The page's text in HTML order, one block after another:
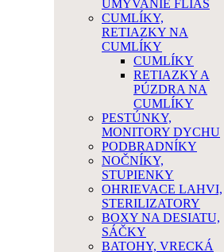
UMÝVANIE FLIAŠ
CUMLÍKY,
RETIAZKY NA
CUMLÍKY
CUMLÍKY
RETIAZKY A
PÚZDRA NA
CUMLÍKY
PESTÚNKY,
MONITORY DYCHU
PODBRADNÍKY
NOČNÍKY,
STUPIENKY
OHRIEVACE LAHVI,
STERILIZATORY
BOXY NA DESIATU,
SÁČKY
BATOHY, VRECKÁ